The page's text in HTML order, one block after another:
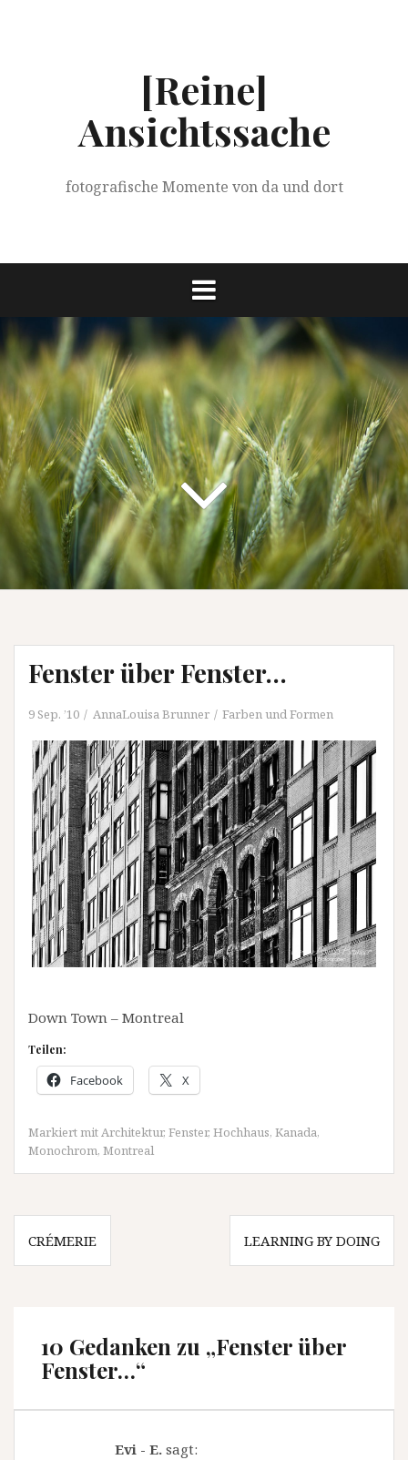
[Reine]
Ansichtssache
fotografische Momente von da und dort
Fenster über Fenster…
9 Sep. ’10 AnnaLouisa Brunner Farben und Formen
Down Town – Montreal
Teilen:
Facebook X
Markiert mitArchitektur, Fenster, Hochhaus, Kanada,
Monochrom, Montreal
Beitragsnavigation
CRÉMERIE LEARNING BY DOING
10 Gedanken zu „Fenster über
Fenster…“
Evi - E. sagt: